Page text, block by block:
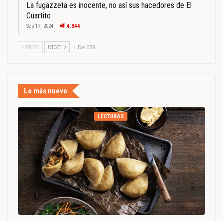
La fugazzeta es inocente, no así sus hacedores de El
Cuartito
Sep 17, 2024 4.344
PREV NEXT 1 De 238
Lo más nuevo
LECTURAS